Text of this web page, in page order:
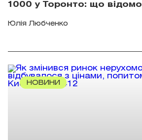
1000 у Торонто: що відомо
Юлія Любченко
НОВИНИ